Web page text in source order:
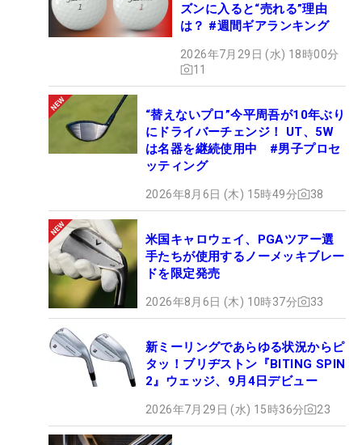
ズンに入ると“売れる”理由
は？ #週間ギアランキング
2026年7月29日 (水) 18時00分
11
“替えないプロ”今平周吾が10年ぶり
にドライバーチェンジ！ UT、5W
は名器を継続使用中 #男子プロセ
ッティング
2026年8月6日 (木) 15時49分 38
米国キャロウェイ、PGAツアー選
手たちが使用するノーメッキブレー
ドを限定発売
2026年8月6日 (木) 10時37分 33
新ミーリングであらゆる状況からピ
タッ！ブリヂストン『BITING SPIN
2』ウェッジ、9月4日デビュー
2026年7月29日 (水) 15時36分 23